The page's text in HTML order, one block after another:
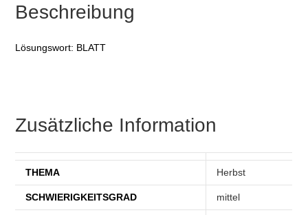
Beschreibung
Lösungswort: BLATT
Zusätzliche Information
THEMA Herbst
SCHWIERIGKEITSGRAD mittel